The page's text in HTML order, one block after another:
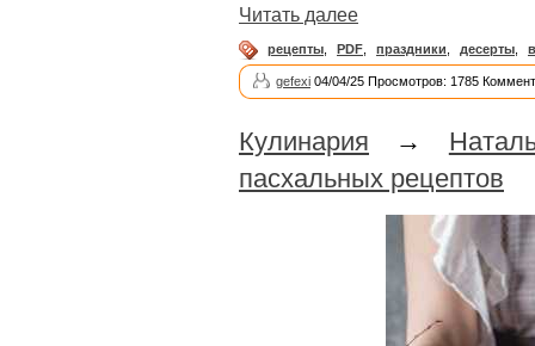
Читать далее
рецепты PDF праздники десерты
gefexi 04/04/25 Просмотров: 1785
Кулинария →
пасхальных рецептов